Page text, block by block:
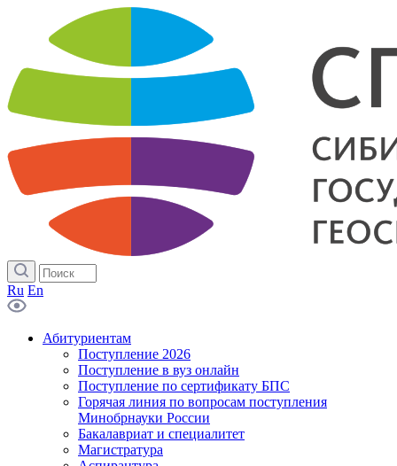
Ru En
Абитуриентам
Поступление 2026
Поступление в вуз онлайн
Поступление по сертификату БПС
Горячая линия по вопросам поступления
Минобрнауки России
Бакалавриат и специалитет
Магистратура